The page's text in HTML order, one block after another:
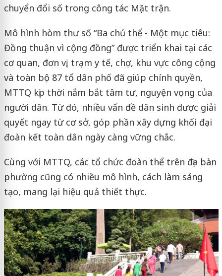
chuyển đổi số trong công tác Mặt trận.
Mô hình hòm thư số “Ba chủ thể - Một mục tiêu:
Đồng thuận vì cộng đồng” được triển khai tại các
cơ quan, đơn vị, trạm y tế, chợ, khu vực công cộng
và toàn bộ 87 tổ dân phố đã giúp chính quyền,
MTTQ kịp thời nắm bắt tâm tư, nguyện vọng của
người dân. Từ đó, nhiều vấn đề dân sinh được giải
quyết ngay từ cơ sở, góp phần xây dựng khối đại
đoàn kết toàn dân ngày càng vững chắc.
Cùng với MTTQ, các tổ chức đoàn thể trên địa bàn
phường cũng có nhiều mô hình, cách làm sáng
tạo, mang lại hiệu quả thiết thực.